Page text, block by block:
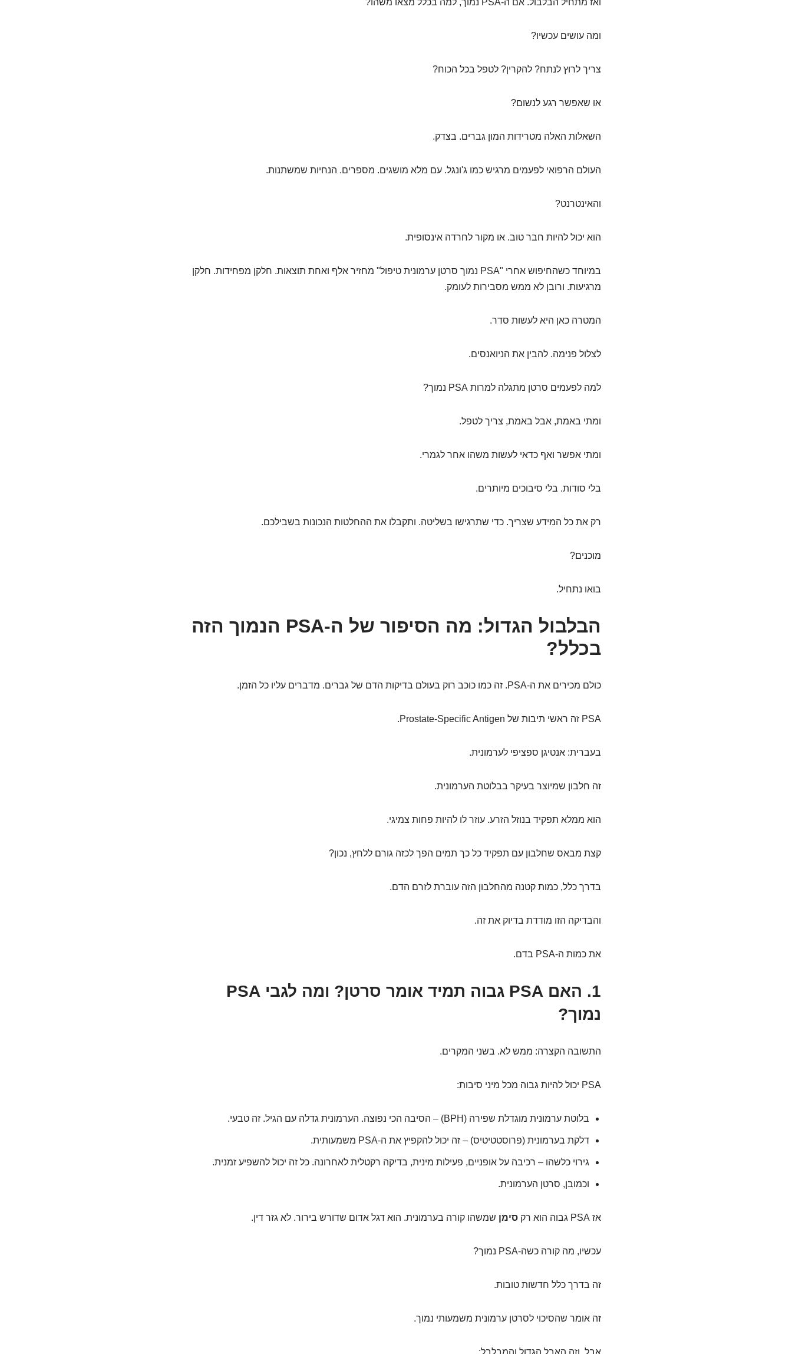
ואז מתחיל הבלבול. אם ה-PSA נמוך, למה בכלל מצאו משהו?
ומה עושים עכשיו?
צריך לרוץ לנתח? להקרין? לטפל בכל הכוח?
או שאפשר רגע לנשום?
השאלות האלה מטרידות המון גברים. בצדק.
העולם הרפואי לפעמים מרגיש כמו ג'ונגל. עם מלא מושגים. מספרים. הנחיות שמשתנות.
והאינטרנט?
הוא יכול להיות חבר טוב. או מקור לחרדה אינסופית.
במיוחד כשהחיפוש אחרי "PSA נמוך סרטן ערמונית טיפול" מחזיר אלף ואחת תוצאות. חלקן מפחידות. חלקן
מרגיעות. ורובן לא ממש מסבירות לעומק.
המטרה כאן היא לעשות סדר.
לצלול פנימה. להבין את הניואנסים.
למה לפעמים סרטן מתגלה למרות PSA נמוך?
ומתי באמת, אבל באמת, צריך לטפל.
ומתי אפשר ואף כדאי לעשות משהו אחר לגמרי.
בלי סודות. בלי סיבוכים מיותרים.
רק את כל המידע שצריך. כדי שתרגישו בשליטה. ותקבלו את ההחלטות הנכונות בשבילכם.
מוכנים?
בואו נתחיל.
הבלבול הגדול: מה הסיפור של ה-PSA הנמוך הזה
בכלל?
כולם מכירים את ה-PSA. זה כמו כוכב רוק בעולם בדיקות הדם של גברים. מדברים עליו כל הזמן.
PSA זה ראשי תיבות של Prostate-Specific Antigen.
בעברית: אנטיגן ספציפי לערמונית.
זה חלבון שמיוצר בעיקר בבלוטת הערמונית.
הוא ממלא תפקיד בנוזל הזרע. עוזר לו להיות פחות צמיגי.
קצת מבאס שחלבון עם תפקיד כל כך תמים הפך לכזה גורם ללחץ, נכון?
בדרך כלל, כמות קטנה מהחלבון הזה עוברת לזרם הדם.
והבדיקה הזו מודדת בדיוק את זה.
את כמות ה-PSA בדם.
1. האם PSA גבוה תמיד אומר סרטן? ומה לגבי PSA
נמוך?
התשובה הקצרה: ממש לא. בשני המקרים.
PSA יכול להיות גבוה מכל מיני סיבות:
בלוטת ערמונית מוגדלת שפירה (BPH) – הסיבה הכי נפוצה. הערמונית גדלה עם הגיל. זה טבעי.
דלקת בערמונית (פרוסטטיטיס) – זה יכול להקפיץ את ה-PSA משמעותית.
גירוי כלשהו – רכיבה על אופניים, פעילות מינית, בדיקה רקטלית לאחרונה. כל זה יכול להשפיע זמנית.
וכמובן, סרטן הערמונית.
אז PSA גבוה הוא רק סימן שמשהו קורה בערמונית. הוא דגל אדום שדורש בירור. לא גזר דין.
עכשיו, מה קורה כשה-PSA נמוך?
זה בדרך כלל חדשות טובות.
זה אומר שהסיכוי לסרטן ערמונית משמעותי נמוך.